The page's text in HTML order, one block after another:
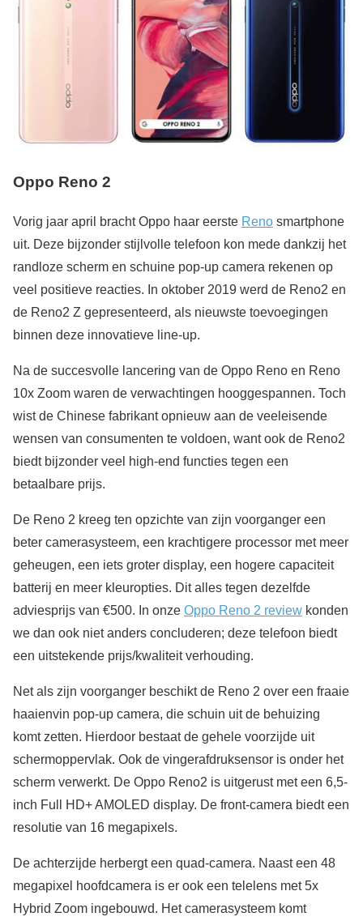
Oppo Reno 2
Vorig jaar april bracht Oppo haar eerste Reno smartphone
uit. Deze bijzonder stijlvolle telefoon kon mede dankzij het
randloze scherm en schuine pop-up camera rekenen op
veel positieve reacties. In oktober 2019 werd de Reno2 en
de Reno2 Z gepresenteerd, als nieuwste toevoegingen
binnen deze innovatieve line-up.
Na de succesvolle lancering van de Oppo Reno en Reno
10x Zoom waren de verwachtingen hooggespannen. Toch
wist de Chinese fabrikant opnieuw aan de veeleisende
wensen van consumenten te voldoen, want ook de Reno2
biedt bijzonder veel high-end functies tegen een
betaalbare prijs.
De Reno 2 kreeg ten opzichte van zijn voorganger een
beter camerasysteem, een krachtigere processor met meer
geheugen, een iets groter display, een hogere capaciteit
batterij en meer kleuropties. Dit alles tegen dezelfde
adviesprijs van €500. In onze Oppo Reno 2 review konden
we dan ook niet anders concluderen; deze telefoon biedt
een uitstekende prijs/kwaliteit verhouding.
Net als zijn voorganger beschikt de Reno 2 over een fraaie
haaienvin pop-up camera, die schuin uit de behuizing
komt zetten. Hierdoor bestaat de gehele voorzijde uit
schermoppervlak. Ook de vingerafdruksensor is onder het
scherm verwerkt. De Oppo Reno2 is uitgerust met een 6,5-
inch Full HD+ AMOLED display. De front-camera biedt een
resolutie van 16 megapixels.
De achterzijde herbergt een quad-camera. Naast een 48
megapixel hoofdcamera is er ook een telelens met 5x
Hybrid Zoom ingebouwd. Het camerasysteem komt